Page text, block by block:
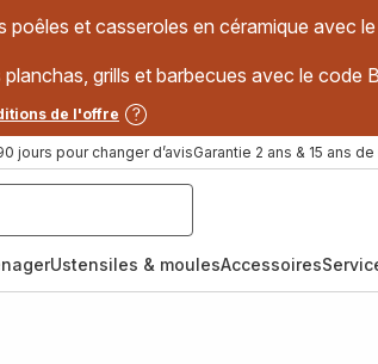
et casseroles en céramique avec
grills et barbecues avec le code
de l'offre
jours pour changer d’avisGarantie 2 ans & 15 ans
Ustensiles & moulesAccessoires